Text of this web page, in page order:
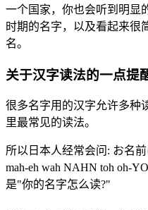
一个国家，你也会听到明显
时期的名字，以及看起来很
名。
关于汉字读法的一点提
很多名字用的汉字允许多种
里最常见的读法。
所以日本人经常会问: お名
mah-eh wah NAHN toh oh-
是"你的名字怎么读?"